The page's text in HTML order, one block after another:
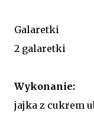
Galaretki
2 galaretki
Wykonanie:
jajka z cukrem